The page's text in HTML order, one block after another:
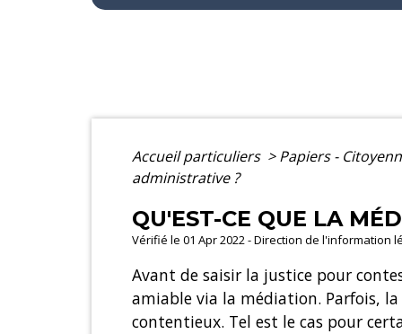
Accueil particuliers > Papiers -
administrative ?
QU'EST-CE QUE LA
Vérifié le 01 Apr 2022 - Direction de l'information
Avant de saisir la justice pour
amiable via la médiation. Parfois,
contentieux. Tel est le cas pour